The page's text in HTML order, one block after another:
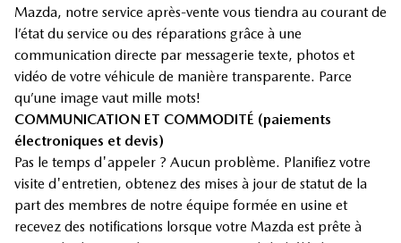
Mazda, notre service après-vente vous tiendra au courant de
l’état du service ou des réparations grâce à une
communication directe par messagerie texte, photos et
vidéo de votre véhicule de manière transparente. Parce
qu’une image vaut mille mots!
COMMUNICATION ET COMMODITÉ (paiements
électroniques et devis)
Pas le temps d'appeler ? Aucun problème. Planifiez votre
visite d'entretien, obtenez des mises à jour de statut de la
part des membres de notre équipe formée en usine et
recevez des notifications lorsque votre Mazda est prête à